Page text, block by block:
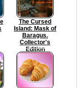
The Cursed
Island: Mask of
Baragus.
Collector's
Edition